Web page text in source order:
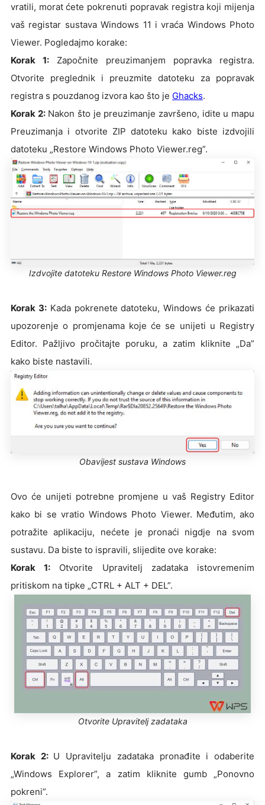
vratili, morat ćete pokrenuti popravak registra koji mijenja
vaš registar sustava Windows 11 i vraća Windows Photo
Viewer. Pogledajmo korake:
Korak 1: Započnite preuzimanjem popravka registra.
Otvorite preglednik i preuzmite datoteku za popravak
registra s pouzdanog izvora kao što je Ghacks.
Korak 2:Nakon što je preuzimanje završeno, idite u mapu
Preuzimanja i otvorite ZIP datoteku kako biste izdvojili
datoteku „Restore Windows Photo Viewer.reg”.
Izdvojite datoteku Restore Windows Photo Viewer.reg
Korak 3:Kada pokrenete datoteku, Windows će prikazati
upozorenje o promjenama koje će se unijeti u Registry
Editor. Pažljivo pročitajte poruku, a zatim kliknite „Da”
kako biste nastavili.
Obavijest sustava Windows
Ovo će unijeti potrebne promjene u vaš Registry Editor
kako bi se vratio Windows Photo Viewer. Međutim, ako
potražite aplikaciju, nećete je pronaći nigdje na svom
sustavu. Da biste to ispravili, slijedite ove korake:
Korak 1: Otvorite Upravitelj zadataka istovremenim
pritiskom na tipke „CTRL + ALT + DEL”.
Otvorite Upravitelj zadataka
Korak 2: U Upravitelju zadataka pronađite i odaberite
„Windows Explorer”, a zatim kliknite gumb „Ponovno
pokreni”.